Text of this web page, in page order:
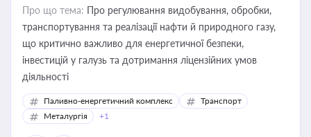
Про що тема: Про регулювання видобування, обробки,
транспортування та реалізації нафти й природного газу,
що критично важливо для енергетичної безпеки,
інвестицій у галузь та дотримання ліцензійних умов
діяльності
Паливно-енергетичний комплекс
Транспорт
Металургія
+1